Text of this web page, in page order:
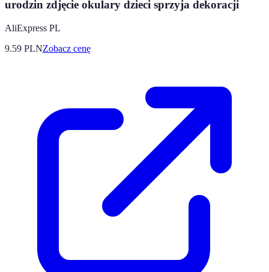
urodzin zdjęcie okulary dzieci sprzyja dekoracji
AliExpress PL
9.59 PLNZobacz cenę